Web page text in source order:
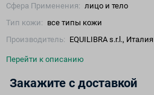
Сфера Применения: лицо и тело
Тип кожи: все типы кожи
Производитель: EQUILIBRA s.r.l., Италия
Перейти к описанию
Закажите с доставкой